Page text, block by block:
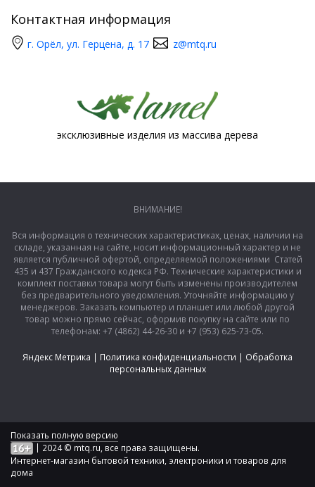
Контактная информация
г. Орёл, ул. Герцена, д. 17 z@mtq.ru
эксклюзивные изделия из массива дерева
ВНИМАНИЕ!
Вся информация о технических характеристиках, ценах, наличии на
складе, указанная на сайте, носит информационный характер и не
является публичной офертой, определяемой положениями Статей
435 и 437 Гражданского кодекса РФ. Технические характеристики и
комплект поставки товара могут быть изменены производителем
без предварительного уведомления. Уточняйте информацию у
менеджеров. Заказать компьютер и планшет или любой другой
товар можно прямо сейчас, оформив покупку на сайте или по
телефонам: +7 (4862) 44-26-30 и +7 (953) 625-73-05.
Яндекс Метрика | Политика конфиденциальности | Обработка
персональных данных
Показать полную версию
| 2024 © mtq.ru, все права защищены.
Интернет-магазин бытовой техники, электроники и товаров для
дома